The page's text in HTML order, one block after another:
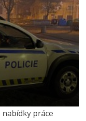
práce